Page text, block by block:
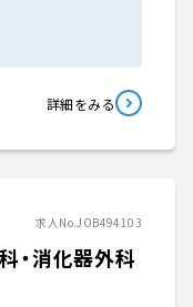
詳細をみる
求人No.JOB494103
・消化器外科